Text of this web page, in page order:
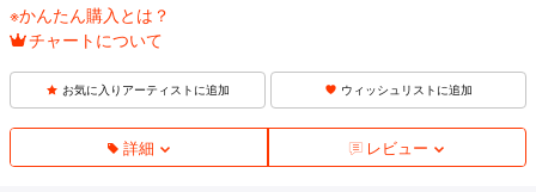
※かんたん購入とは？
チャートについて
お気に入りアーティストに追加 ウィッシュリストに追加
詳細 レビュー